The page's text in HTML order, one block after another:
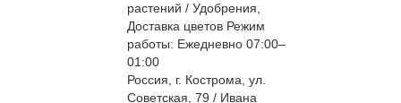
растений / Удобрения,
Доставка цветов Режим
работы: Ежедневно 07:00–
01:00
Россия, г. Кострома, ул.
Советская, 79 / Ивана